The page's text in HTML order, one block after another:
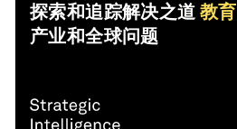
探索和追踪解决之道教育
产业和全球问题